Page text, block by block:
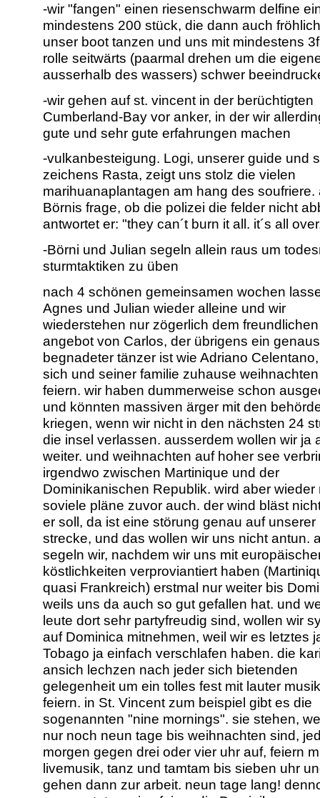
-wir "fangen" einen riesenschwarm delfine
mindestens 200 stück, die dann auch
unser boot tanzen und uns mit mindestens
rolle seitwärts (paarmal drehen um die
ausserhalb des wassers) schwer
-wir gehen auf st. vincent in der berüchtigten
Cumberland-Bay vor anker, in der wir
gute und sehr gute erfahrungen machen
-vulkanbesteigung. Logi, unserer guide und
zeichens Rasta, zeigt uns stolz die vielen
marihuanaplantagen am hang des soufriere.
Börnis frage, ob die polizei die felder nicht
antwortet er: "they can´t burn it all. it´s all
-Börni und Julian segeln allein raus um
sturmtaktiken zu üben
nach 4 schönen gemeinsamen wochen
Agnes und Julian wieder alleine und wir
wiederstehen nur zögerlich dem freundlichen
angebot von Carlos, der übrigens ein
begnadeter tänzer ist wie Adriano
sich und seiner familie zuhause
feiern. wir haben dummerweise schon
und könnten massiven ärger mit den
kriegen, wenn wir nicht in den nächsten 24
die insel verlassen. ausserdem wollen wir ja
weiter. und weihnachten auf hoher see
irgendwo zwischen Martinique und der
Dominikanischen Republik. wird aber wieder
soviele pläne zuvor auch. der wind bläst
er soll, da ist eine störung genau auf unserer
strecke, und das wollen wir uns nicht antun.
segeln wir, nachdem wir uns mit
köstlichkeiten verproviantiert haben
quasi Frankreich) erstmal nur weiter bis
weils uns da auch so gut gefallen hat. und
leute dort sehr partyfreudig sind, wollen wir
auf Dominica mitnehmen, weil wir es letztes
Tobago ja einfach verschlafen haben. die
ansich lechzen nach jeder sich bietenden
gelegenheit um ein tolles fest mit lauter
feiern. in St. Vincent zum beispiel gibt es die
sogenannten "nine mornings". sie stehen,
nur noch neun tage bis weihnachten sind,
morgen gegen drei oder vier uhr auf, feiern
livemusik, tanz und tamtam bis sieben uhr
gehen dann zur arbeit. neun tage lang!